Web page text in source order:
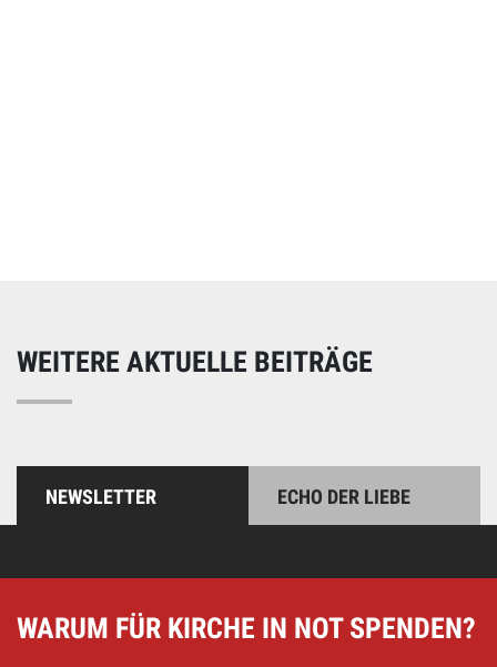
WEITERE AKTUELLE BEITRÄGE
NEWSLETTER ECHO DER LIEBE
WARUM FÜR KIRCHE IN NOT SPENDEN?